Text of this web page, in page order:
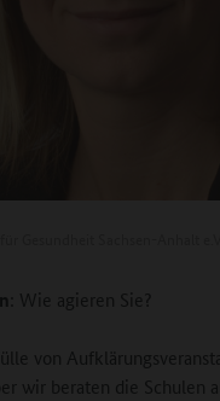
: Wie agieren Sie?
von
wir beraten die Schulen